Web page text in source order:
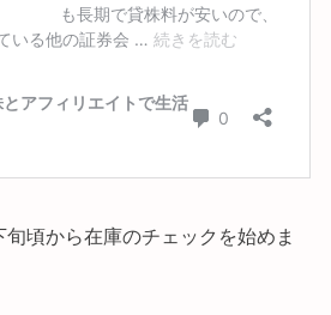
頃から在庫のチェックを始めま